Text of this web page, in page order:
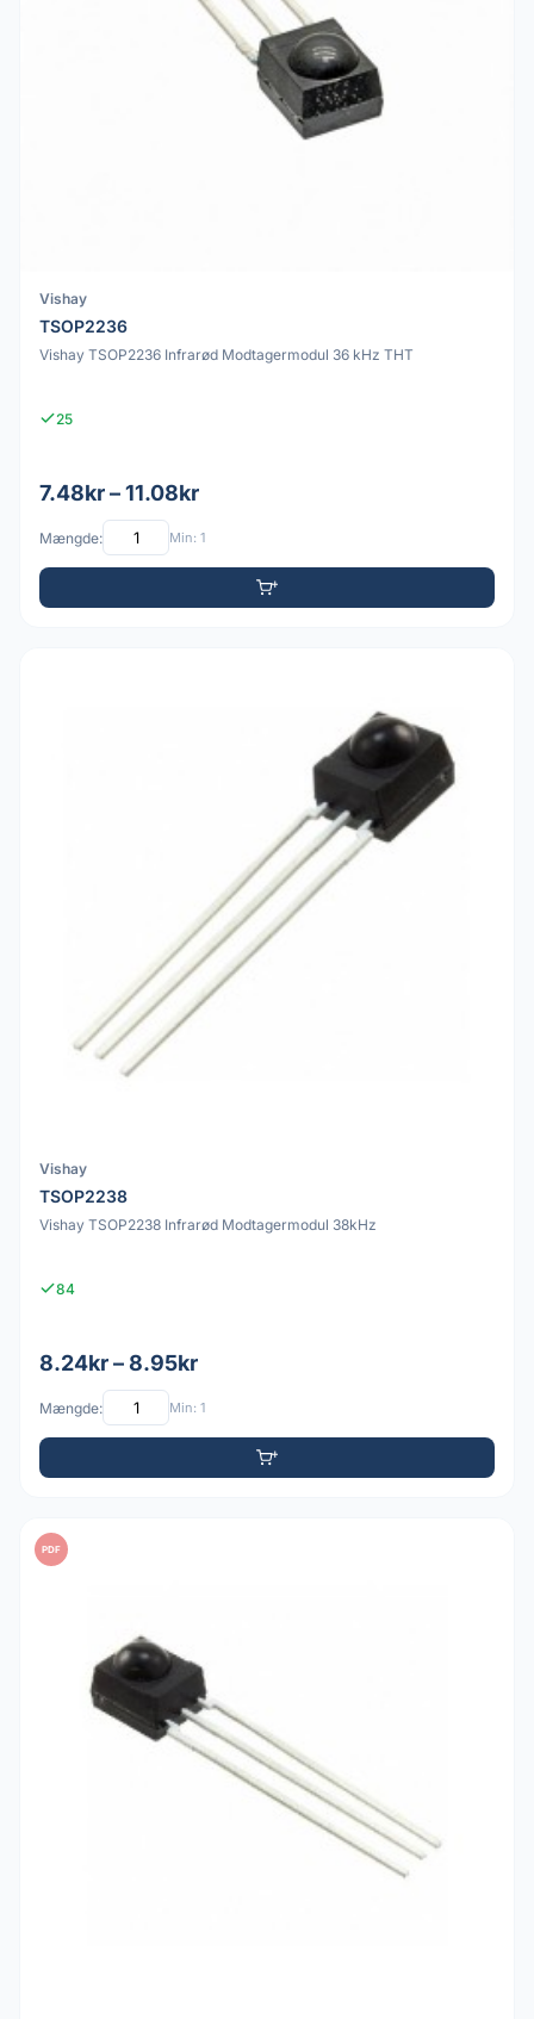
Vishay
TSOP2236
Vishay TSOP2236 Infrarød Modtagermodul 36 kHz THT
25
7.48kr – 11.08kr
Mængde: Min: 1
Vishay
TSOP2238
Vishay TSOP2238 Infrarød Modtagermodul 38kHz
84
8.24kr – 8.95kr
Mængde: Min: 1
PDF